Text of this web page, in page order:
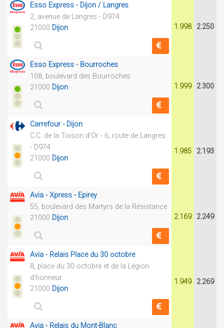
Esso Express - Dijon / Langres
2, avenue de Langres - D974
21000 Dijon 1.998 2.250
Esso Express - Bourroches
108, boulevard des Bourroches
21000 Dijon 1.999 2.300
Carrefour - Dijon
C.C. de la Toison d'Or - 6, route de Langres
- D974
21000 Dijon
1.985 2.193
Avia - Xpress - Epirey
55, boulevard des Martyrs de la Résistance
21000 Dijon 2.169 2.249
Avia - Relais Place du 30 octobre
8, place du 30 octobre et de la Légion
d'honneur
21000 Dijon
1.949 2.269
Avia - Relais du Mont-Blanc